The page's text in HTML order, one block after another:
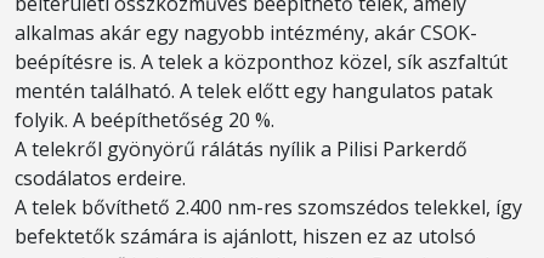
alkalmas akár egy nagyobb intézmény, akár CSOK-
beépítésre is. A telek a központhoz közel, sík aszfaltút
mentén található. A telek előtt egy hangulatos patak
folyik. A beépíthetőség 20 %.
A telekről gyönyörű rálátás nyílik a Pilisi Parkerdő
csodálatos erdeire.
A telek bővíthető 2.400 nm-res szomszédos telekkel, így
befektetők számára is ajánlott, hiszen ez az utolsó